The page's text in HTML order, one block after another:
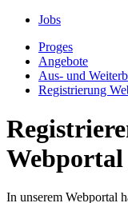
Jobs
Proges
Angebote
Aus- und
Registrierung
Webportal
In unserem Webportal